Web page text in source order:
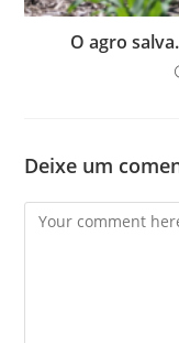
O agro
Deixe um